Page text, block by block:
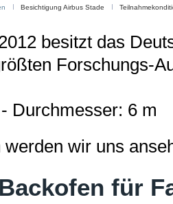
Besichtigung Airbus Stade
besitzt das
Forschungs-
Durchmesser: 6 m
werden wir uns
Backofen für